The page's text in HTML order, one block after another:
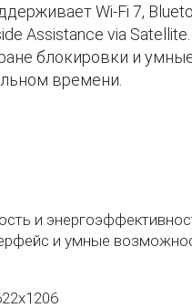
Wi-Fi 7,
Assistance via
блокировки и
времени.
и
и умные